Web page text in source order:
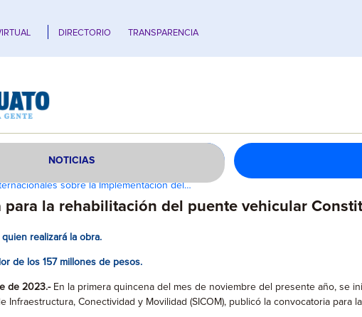
DIRECTORIO TRANSPARENCIA
NOTICIAS
sobre la Implementación del…
para la rehabilitación del puente vehicular
realizará la obra.
de los 157 millones de pesos.
de 2023.-En la primera quincena del mes de noviembre del presente año, se
Infraestructura, Conectividad y Movilidad (SICOM), publicó la convocatoria para